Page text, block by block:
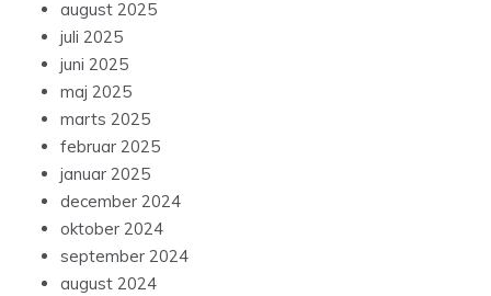
august 2025
juli 2025
juni 2025
maj 2025
marts 2025
februar 2025
januar 2025
december 2024
oktober 2024
september 2024
august 2024